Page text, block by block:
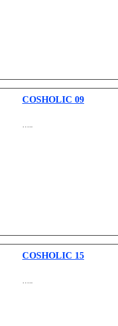
COSHOLIC 09
…..
COSHOLIC 15
…..